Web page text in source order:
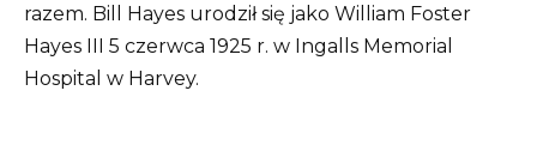
razem. Bill Hayes urodził się jako William Foster
Hayes III 5 czerwca 1925 r. w Ingalls Memorial
Hospital w Harvey.